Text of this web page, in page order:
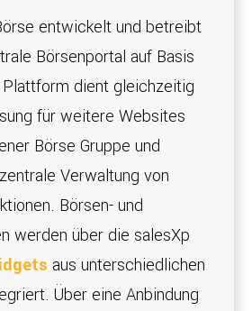
entwickelt und betreibt
Börsenportal auf Basis
dient gleichzeitig
für weitere Websites
Börse Gruppe und
Verwaltung von
Börsen- und
werden über die salesXp
aus unterschiedlichen
Über eine Anbindung